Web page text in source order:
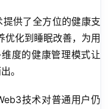
供了全方位的健康支
优化到睡眠改善，为用
度的健康管理模式让
。
技术对普通用户仍